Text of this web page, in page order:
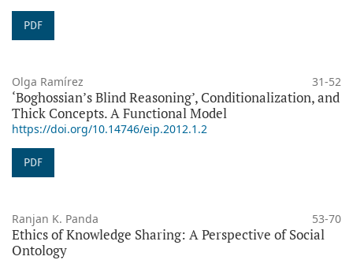
PDF
Olga Ramírez 31-52
‘Boghossian’s Blind Reasoning’, Conditionalization, and
Thick Concepts. A Functional Model
https://doi.org/10.14746/eip.2012.1.2
PDF
Ranjan K. Panda 53-70
Ethics of Knowledge Sharing: A Perspective of Social
Ontology